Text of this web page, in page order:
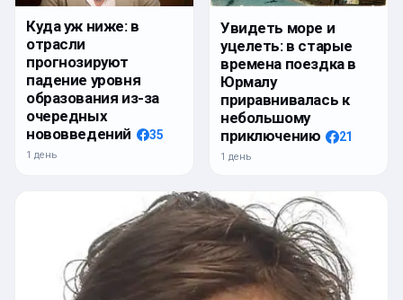
Куда уж ниже: в
отрасли
прогнозируют
падение уровня
образования из-за
очередных
нововведений
35
1 день
Увидеть море и
уцелеть: в старые
времена поездка в
Юрмалу
приравнивалась к
небольшому
приключению
21
1 день